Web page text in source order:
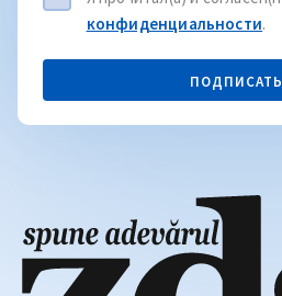
конфиденциальности.